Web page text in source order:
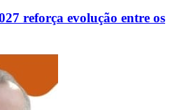
reforça evolução entre os